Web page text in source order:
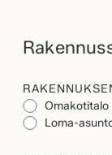
Omakotitalo
Loma-